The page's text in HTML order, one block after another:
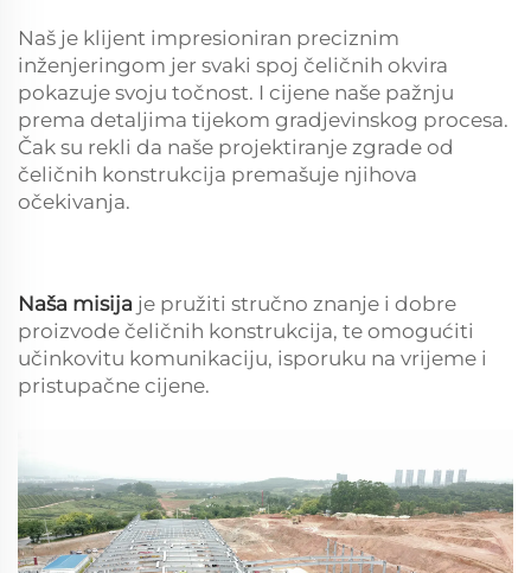
Naš je klijent impresioniran preciznim
inženjeringom jer svaki spoj čeličnih okvira
pokazuje svoju točnost. I cijene naše pažnju
prema detaljima tijekom gradjevinskog procesa.
Čak su rekli da naše projektiranje zgrade od
čeličnih konstrukcija premašuje njihova
očekivanja.
Naša misija je pružiti stručno znanje i dobre
proizvode čeličnih konstrukcija, te omogućiti
učinkovitu komunikaciju, isporuku na vrijeme i
pristupačne cijene.